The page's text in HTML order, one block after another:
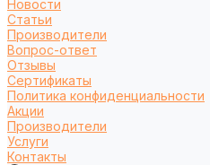
Новости
Статьи
Производители
Вопрос-ответ
Отзывы
Сертификаты
Политика конфиденциальности
Акции
Производители
Услуги
Контакты